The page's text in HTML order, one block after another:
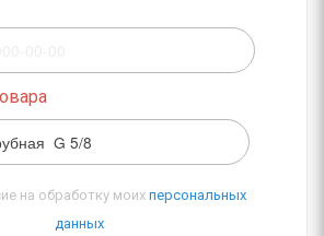
на обработку моих персональных
данных